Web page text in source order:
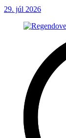
29. júl 2026